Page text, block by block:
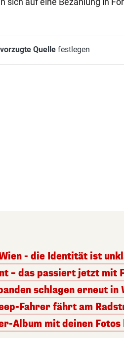
Quellefestlegen
- die Identität ist
– das passiert jetzt mit
schlagen erneut in
Fahrer fährt am
Album mit deinen